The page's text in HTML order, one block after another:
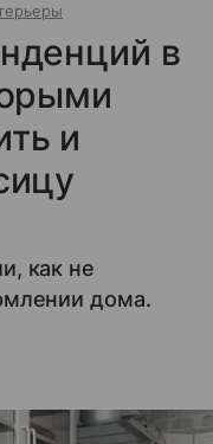
в
и
как не
дома.